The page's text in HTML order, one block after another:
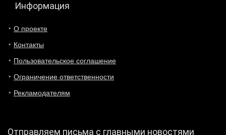
Информация
О проекте
Контакты
Пользовательское соглашение
Ограничение ответственности
Рекламодателям
Отправляем письма с главными новостями